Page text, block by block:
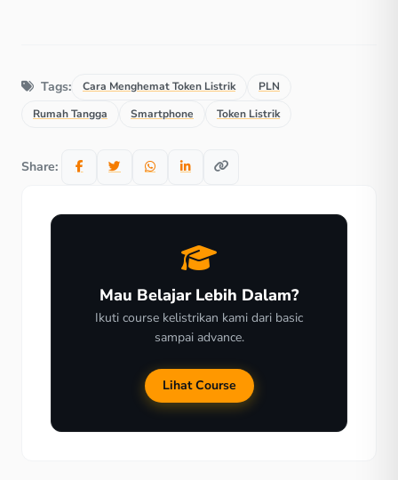
Tags: Cara Menghemat Token Listrik
PLN
Rumah Tangga
Smartphone Token Listrik
Share:
Mau Belajar Lebih Dalam?
Ikuti course kelistrikan kami dari basic
sampai advance.
Lihat Course